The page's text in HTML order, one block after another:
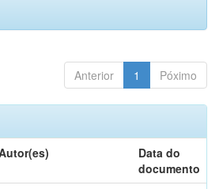
Anterior 1 Póximo
Data do
documento